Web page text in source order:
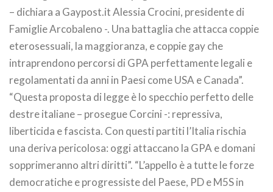
– dichiara a Gaypost.it Alessia Crocini, presidente di
Famiglie Arcobaleno -. Una battaglia che attacca coppie
eterosessuali, la maggioranza, e coppie gay che
intraprendono percorsi di GPA perfettamente legali e
regolamentati da anni in Paesi come USA e Canada”.
“Questa proposta di legge è lo specchio perfetto delle
destre italiane – prosegue Corcini -: repressiva,
liberticida e fascista. Con questi partiti l’Italia rischia
una deriva pericolosa: oggi attaccano la GPA e domani
sopprimeranno altri diritti”. “L’appello è a tutte le forze
democratiche e progressiste del Paese, PD e M5S in